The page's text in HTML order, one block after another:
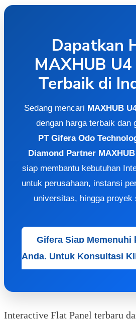
Dapatkan
MAXHUB
Terbaik di
Sedang mencari MAXHUB
dengan harga terbaik dan
PT Gifera Odo
Diamond Partner
siap membantu kebutuhan
untuk perusahaan, instansi
universitas, hingga proyek
Gifera Siap Memenuhi
Anda. Untuk Konsultasi
Interactive Flat Panel terbaru